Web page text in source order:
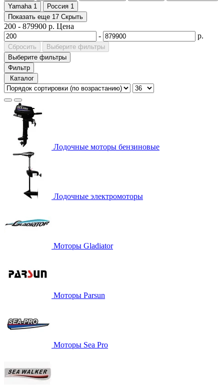
Yamaha 1 Россия 1
Показать еще 17 Скрыть
200 - 879900 р. Цена
-
р.
Сбросить
Выберите фильтры
Выберите фильтры
Фильтр
Каталог
Лодочные моторы бензиновые
Лодочные электромоторы
Моторы Gladiator
Моторы Parsun
Моторы Sea Pro